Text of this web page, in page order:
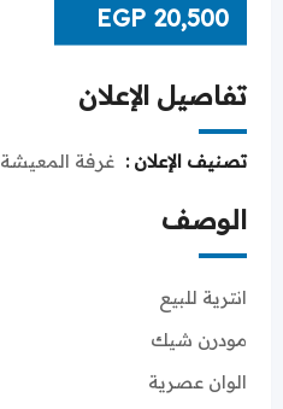
EGP 20,500
تفاصيل الإعلان
تصنيف الإعلان : غرفة المعيشة
الوصف
انترية للبيع
مودرن شيك
الوان عصرية